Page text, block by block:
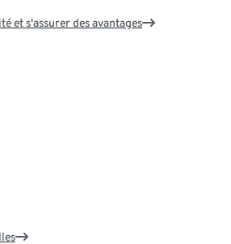
et s'assurer des avantages